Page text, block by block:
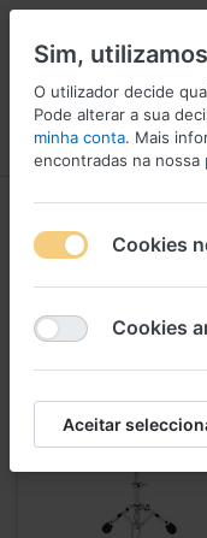
Menu Iniciar sessão
1-23de
Suportes e
Sim,
O utilizador decide
Pode alterar a sua
minha conta. Mais
encontradas na nossa
Cookies
Cookies
Aceitar